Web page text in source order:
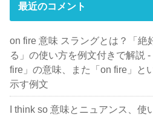
最近のコメント
on fire 意味 スラングとは？「絶
る」の使い方を例文付きで解説
fire」の意味、また「on fire」と
示す例文
I think so 意味とニュアンス、使